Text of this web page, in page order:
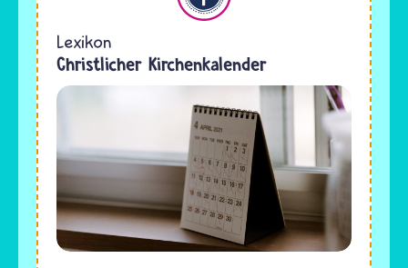
Lexikon
Christlicher Kirchenkalender